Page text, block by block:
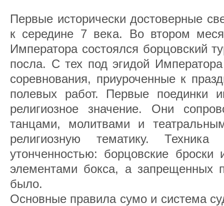
Первые исторически достоверные
к середине 7 века. Во втором
Императора состоялся борцовский
посла. С тех под эгидой
соревнования, приуроченные к
полевых работ. Первые поединки
религиозное значение. Они
танцами, молитвами и
религиозную тематику.
утонченностью: борцовские броски
элементами бокса, а запрещенных
было.
Основные правила сумо и система